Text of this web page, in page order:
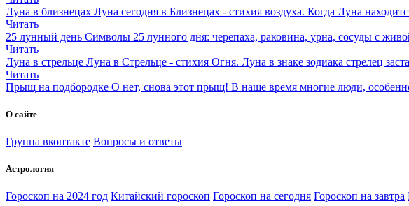
Луна в близнецах Луна сегодня в Близнецах - стихия воздуха. Когда Луна
Читать
25 лунный день Символы 25 лунного дня: черепаха, раковина, урна, сосуды с
Читать
Луна в стрельце Луна в Стрельце - стихия Огня. Луна в знаке зодиака стрелец
Читать
Прыщ на подбородке О нет, снова этот прыщ! В наше время многие люди,
О сайте
Группа вконтакте Вопросы и ответы
Астрология
Гороскоп на 2024 год Китайский гороскоп Гороскоп на сегодня Гороскоп на завтра